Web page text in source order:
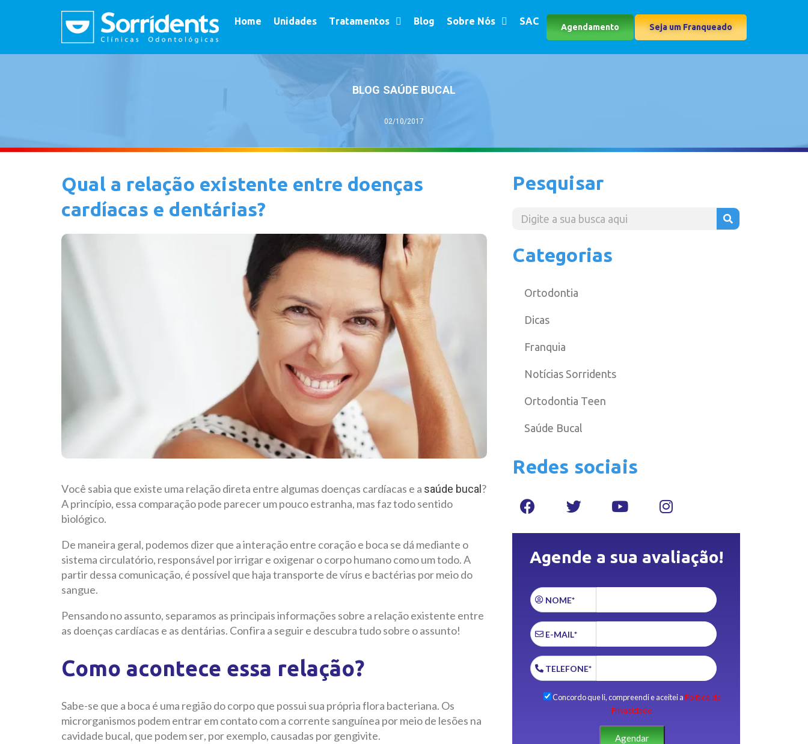
Home Unidades Tratamentos Blog Sobre Nós SAC
Agendamento Seja um Franqueado
BLOG SAÚDE BUCAL
02/10/2017
Qual a relação existente entre doenças
cardíacas e dentárias?
Você sabia que existe uma relação direta entre algumas doenças cardíacas e a saúde bucal ?
A princípio, essa comparação pode parecer um pouco estranha, mas faz todo sentido
biológico.
De maneira geral, podemos dizer que a interação entre coração e boca se dá mediante o
sistema circulatório, responsável por irrigar e oxigenar o corpo humano como um todo. A
partir dessa comunicação, é possível que haja transporte de vírus e bactérias por meio do
sangue.
Pensando no assunto, separamos as principais informações sobre a relação existente entre
as doenças cardíacas e as dentárias. Confira a seguir e descubra tudo sobre o assunto!
Como acontece essa relação?
Sabe-se que a boca é uma região do corpo que possui sua própria flora bacteriana. Os
microrganismos podem entrar em contato com a corrente sanguínea por meio de lesões na
cavidade bucal, que podem ser, por exemplo, causadas por gengivite.
Pesquisar
Categorias
Ortodontia
Dicas
Franquia
Notícias Sorridents
Ortodontia Teen
Saúde Bucal
Redes sociais
Agende a sua avaliação!
NOME*
E-MAIL*
TELEFONE*
Concordo que li, compreendi e aceitei aPolítica de
Privacidade.
Agendar